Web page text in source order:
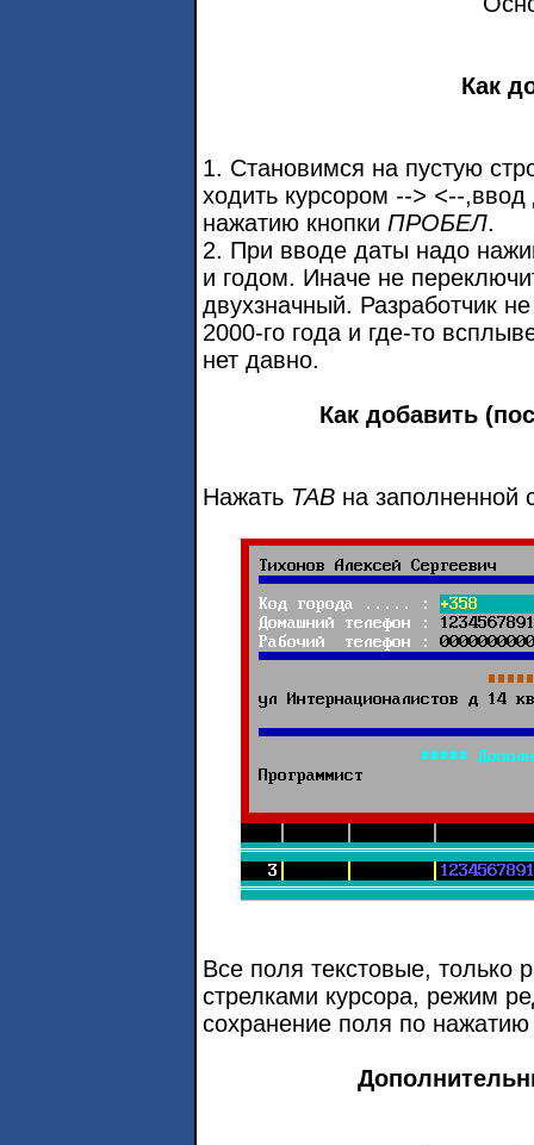
Как
1. Становимся на пустую
ходить курсором --> <--,ввод
нажатию кнопки ПРОБЕЛ.
2. При вводе даты надо
и годом. Иначе не
двухзначный. Разработчик
2000-го года и где-то
нет давно.
Как добавить
Нажать TAB на заполненной
Все поля текстовые,
стрелками курсора, режим
сохранение поля по